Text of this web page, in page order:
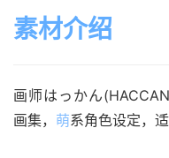
素材介绍
画师はっかん
画集， 萌系角色设定，